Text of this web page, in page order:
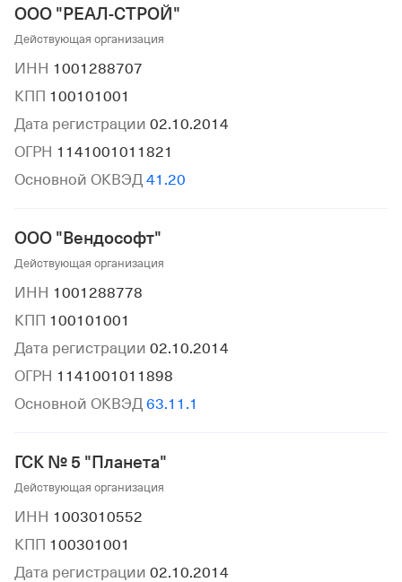
ООО "РЕАЛ-СТРОЙ"
Действующая организация
ИНН 1001288707
КПП 100101001
Дата регистрации 02.10.2014
ОГРН 1141001011821
Основной ОКВЭД 41.20
ООО "Вендософт"
Действующая организация
ИНН 1001288778
КПП 100101001
Дата регистрации 02.10.2014
ОГРН 1141001011898
Основной ОКВЭД 63.11.1
ГСК № 5 "Планета"
Действующая организация
ИНН 1003010552
КПП 100301001
Дата регистрации 02.10.2014